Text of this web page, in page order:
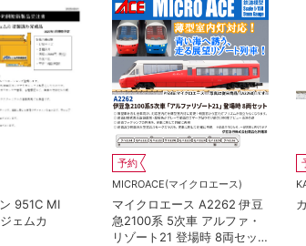
1 C57 1
予約
KATO(カトー）
カトー 10-2236 京王帝都電
鉄5100系 冷房改造車 増結3
両セット